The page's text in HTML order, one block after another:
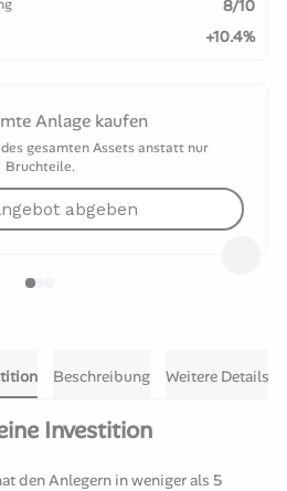
8/10
+10.4%
Anlage kaufen
gesamten Assets anstatt nur
Bruchteile.
abgeben
Beschreibung Weitere Details
Investition
den Anlegern in weniger als 5